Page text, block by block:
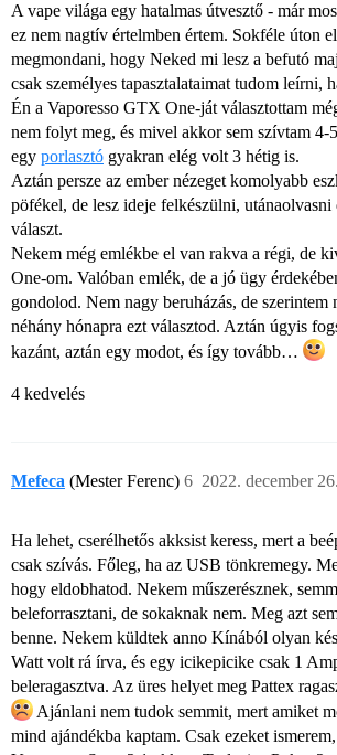
A vape világa egy hatalmas útvesztő - már
ez nem nagtív értelmben értem. Sokféle úton
megmondani, hogy Neked mi lesz a befutó
csak személyes tapasztalataimat tudom leírni,
Én a Vaporesso GTX One-ját választottam
nem folyt meg, és mivel akkor sem szívtam
egy porlasztó gyakran elég volt 3 hétig is.
Aztán persze az ember nézeget komolyabb
pöfékel, de lesz ideje felkészülni,
választ.
Nekem még emlékbe el van rakva a régi, de
One-om. Valóban emlék, de a jó ügy
gondolod. Nem nagy beruházás, de szerintem
néhány hónapra ezt választod. Aztán úgyis
kazánt, aztán egy modot, és így tovább…
4 kedvelés
Mefeca (Mester Ferenc) 2022. december
6
Ha lehet, cserélhetős akksist keress, mert a
csak szívás. Főleg, ha az USB tönkremegy.
hogy eldobhatod. Nekem műszerésznek,
beleforrasztani, de sokaknak nem. Meg azt
benne. Nekem küldtek anno Kínából olyan
Watt volt rá írva, és egy icikepicike csak 1
beleragasztva. Az üres helyet meg Pattex
Ajánlani nem tudok semmit, mert amiket
mind ajándékba kaptam. Csak ezeket